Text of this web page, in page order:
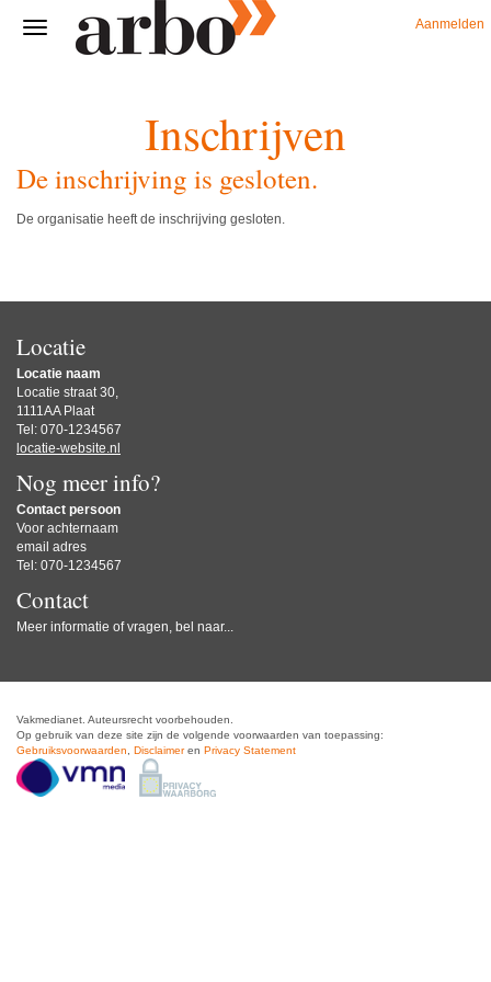
Aanmelden
Inschrijven
De inschrijving is gesloten.
De organisatie heeft de inschrijving gesloten.
Locatie
Locatie naam
Locatie straat 30,
1111AA Plaat
Tel: 070-1234567
locatie-website.nl
Nog meer info?
Contact persoon
Voor achternaam
email adres
Tel: 070-1234567
Contact
Meer informatie of vragen, bel naar...
Vakmedianet. Auteursrecht voorbehouden.
Op gebruik van deze site zijn de volgende voorwaarden van toepassing:
Gebruiksvoorwaarden
Disclaimeren Privacy Statement